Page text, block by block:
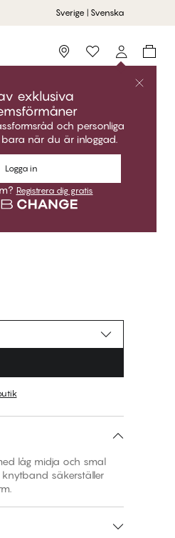
Sverige | Svenska
Storefinder
exklusiva
och personliga
när du är inloggad.
Logga in
Registrera dig gratis
exklusiva
när du är inloggad.
låg midja och smal
säkerställer